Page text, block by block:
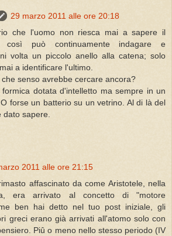
29 marzo 2011 alle ore 20:18
che l'uomo non riesca mai a sapere il
così può continuamente indagare e
volta un piccolo anello alla catena; solo
a identificare l'ultimo.
senso avrebbe cercare ancora?
dotata d'intelletto ma sempre in un
forse un batterio su un vetrino. Al di là del
sapere.
2011 alle ore 21:15
affascinato da come Aristotele, nella
era arrivato al concetto di "motore
ben hai detto nel tuo post iniziale, gli
greci erano già arrivati all'atomo solo con
Piû o meno nello stesso periodo (IV